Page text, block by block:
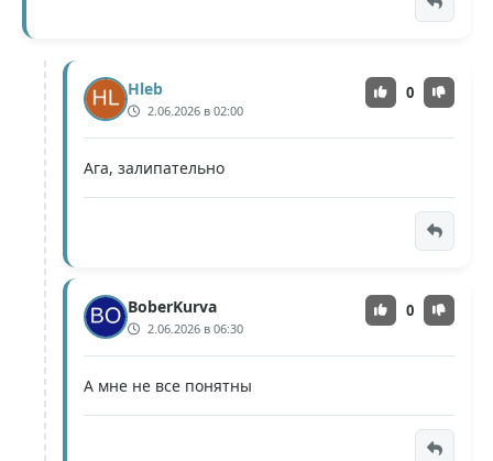
Hleb
2.06.2026 в 02:00
0
Ага, залипательно
BoberKurva
2.06.2026 в 06:30
0
А мне не все понятны